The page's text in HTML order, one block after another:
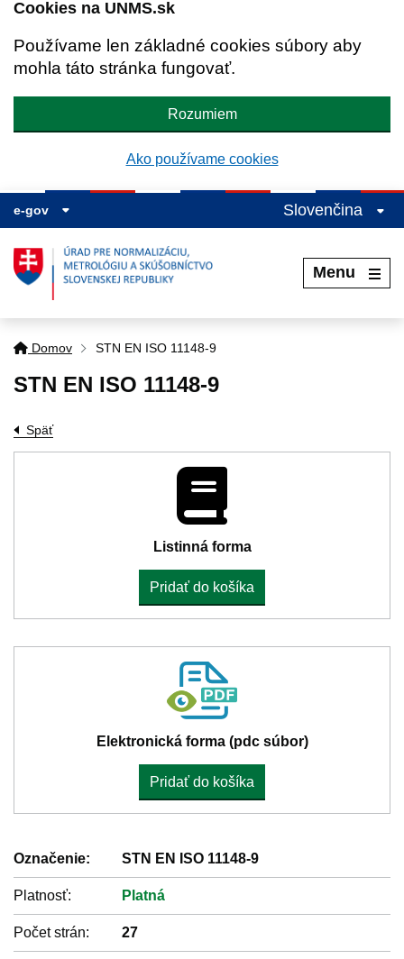
Cookies na UNMS.sk
Používame len základné cookies súbory aby
mohla táto stránka fungovať.
Rozumiem
Ako používame cookies
e-gov Slovenčina
Menu
Domov STN EN ISO 11148-9
STN EN ISO 11148-9
Späť
Listinná forma
Pridať do košíka
Elektronická forma (pdc súbor)
Pridať do košíka
Označenie: STN EN ISO 11148-9
Platnosť: Platná
Počet strán: 27